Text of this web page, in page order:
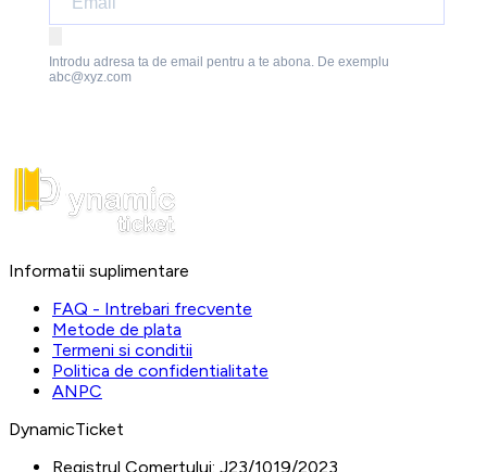
Introdu adresa ta de email pentru a te abona. De exemplu
abc@xyz.com
Informatii suplimentare
FAQ - Intrebari frecvente
Metode de plata
Termeni si conditii
Politica de confidentialitate
ANPC
DynamicTicket
Registrul Comertului: J23/1019/2023